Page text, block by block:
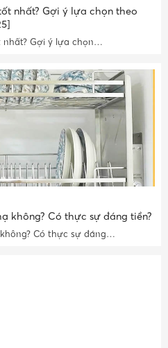
nhất? Gợi ý lựa chọn theo
Gợi ý lựa chọn…
không? Có thực sự đáng tiền?
Có thực sự đáng…